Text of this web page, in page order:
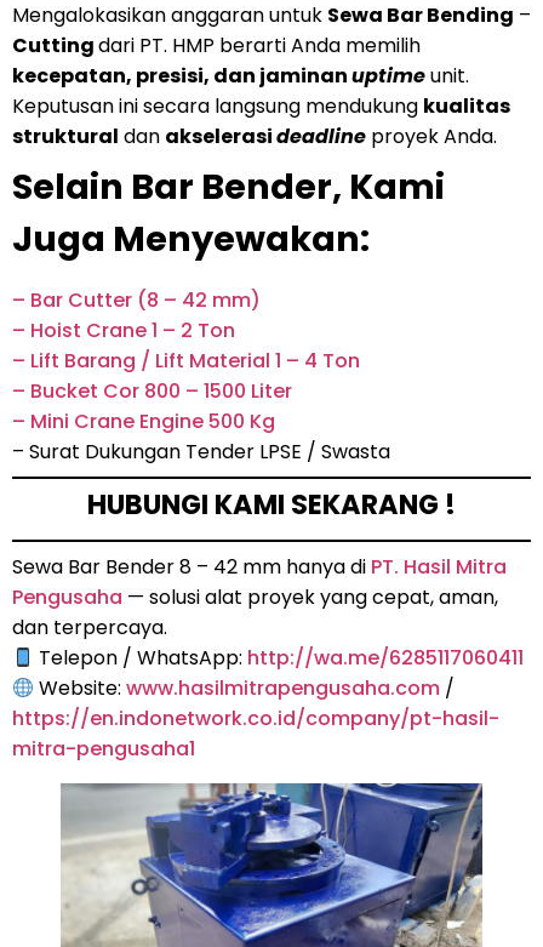
Mengalokasikan anggaran untuk Sewa Bar Bending –
Cuttingdari PT. HMP berarti Anda memilih
kecepatan, presisi, dan jaminanuptimeunit.
Keputusan ini secara langsung mendukung kualitas
struktural dan akselerasideadline proyek Anda.
Selain Bar Bender, Kami
Juga Menyewakan:
– Bar Cutter (8 – 42 mm)
– Hoist Crane 1 – 2 Ton
– Lift Barang / Lift Material 1 – 4 Ton
– Bucket Cor 800 – 1500 Liter
– Mini Crane Engine 500 Kg
– Surat Dukungan Tender LPSE / Swasta
HUBUNGI KAMI SEKARANG !
Sewa Bar Bender 8 – 42 mm hanya di PT. Hasil Mitra
Pengusaha — solusi alat proyek yang cepat, aman,
dan terpercaya.
Telepon / WhatsApp: http://wa.me/6285117060411
Website:www.hasilmitrapengusaha.com /
https://en.indonetwork.co.id/company/pt-hasil-
mitra-pengusaha1